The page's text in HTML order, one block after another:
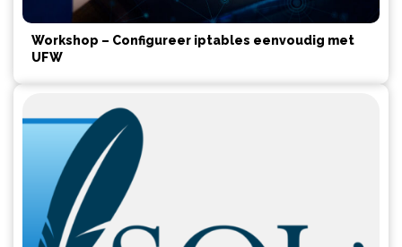
Workshop – Configureer iptables eenvoudig met
UFW